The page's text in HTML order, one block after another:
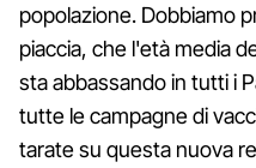
popolazione. Dobbiamo
piaccia, che l'età media
sta abbassando in tutti i
tutte le campagne di
tarate su questa nuova